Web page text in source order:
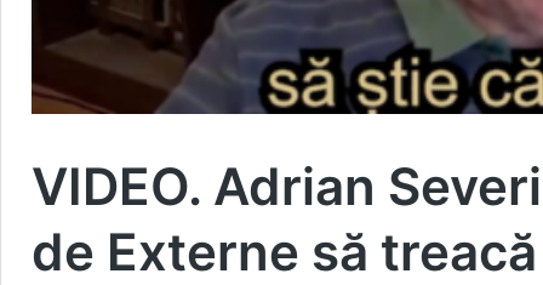
VIDEO. Adrian
de Externe să